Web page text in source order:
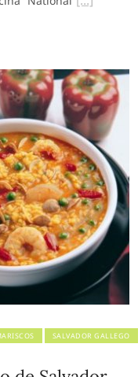
SALVADOR GALLEGO